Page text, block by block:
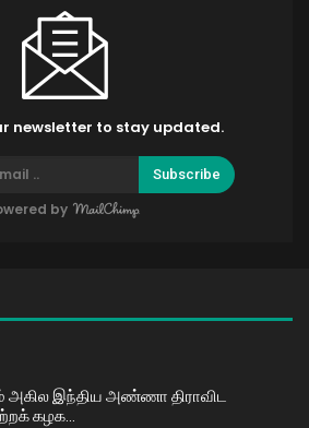
newsletter to stay updated.
Subscribe
by
அகில இந்திய அண்ணா திராவிட
கழக…